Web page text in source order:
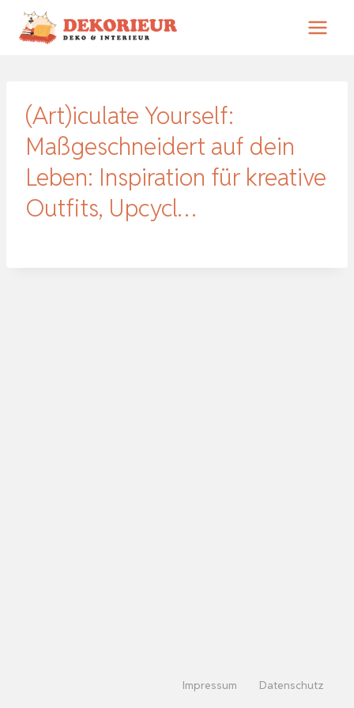
Zum
Inhalt
(Art)iculate Yourself:
Maßgeschneidert auf dein
Leben: Inspiration für kreative
Outfits, Upcycl…
Impressum Datenschutz